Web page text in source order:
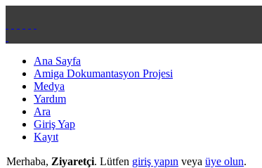
Ana Sayfa
Amiga Dokumantasyon Projesi
Medya
Yardım
Ara
Giriş Yap
Kayıt
Merhaba, Ziyaretçi. Lütfen giriş yapın veya üye olun.